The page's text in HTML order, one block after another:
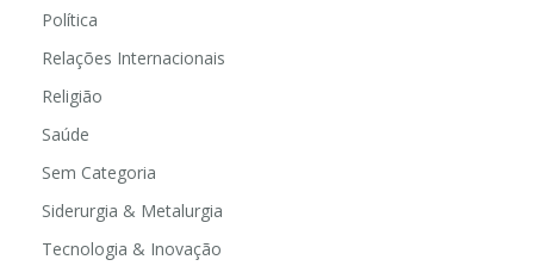
Política
Relações Internacionais
Religião
Saúde
Sem Categoria
Siderurgia & Metalurgia
Tecnologia & Inovação